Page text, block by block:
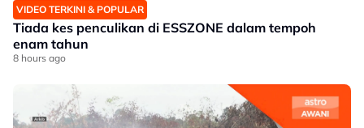
VIDEO TERKINI & POPULAR
Tiada kes penculikan di ESSZONE dalam tempoh
enam tahun
8 hours ago